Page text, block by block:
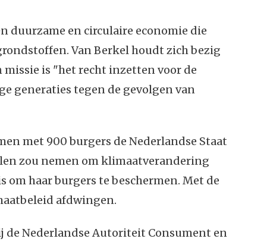
duurzame en circulaire economie die
Van Berkel houdt zich bezig
is "het recht inzetten voor de
generaties tegen de gevolgen van
met 900 burgers de Nederlandse Staat
zou nemen om klimaatverandering
haar burgers te beschermen. Met de
afdwingen.
de Nederlandse Autoriteit Consument en